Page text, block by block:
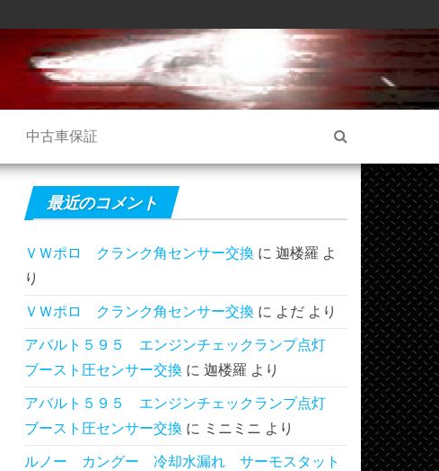
中古車保証
最近のコメント
ＶＷポロ クランク角センサー交換 に 迦楼羅 よ
り
ＶＷポロ クランク角センサー交換 に よだ より
アバルト５９５ エンジンチェックランプ点灯
ブースト圧センサー交換 に 迦楼羅 より
アバルト５９５ エンジンチェックランプ点灯
ブースト圧センサー交換 に ミニミニ より
ルノー カングー 冷却水漏れ サーモスタット